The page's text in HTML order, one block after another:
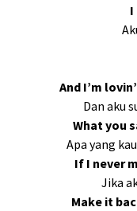
I
And I’m
Dan aku
What you
Apa yang
If I never
Jika
Make it